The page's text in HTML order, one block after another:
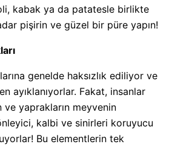
kabak ya da patatesle birlikte
pişirin ve güzel bir püre yapın!
genelde haksızlık ediliyor ve
ayıklanıyorlar. Fakat, insanlar
ve yaprakların meyvenin
kalbi ve sinirleri koruyucu
Bu elementlerin tek